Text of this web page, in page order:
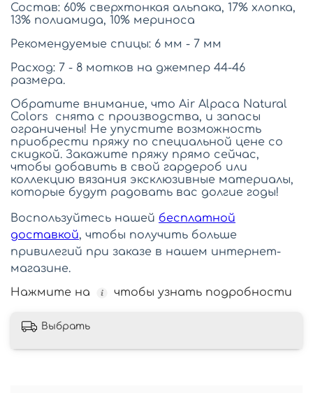
Состав: 60% сверхтонкая альпака, 17% хлопка,
13% полиамида, 10% мериноса
Рекомендуемые спицы: 6 мм - 7 мм
Расход: 7 - 8 мотков на джемпер 44-46
размера.
Обратите внимание, что Air Alpaca Natural
Colors снята с производства, и запасы
ограничены! Не упустите возможность
приобрести пряжу по специальной цене со
скидкой. Закажите пряжу прямо сейчас,
чтобы добавить в свой гардероб или
коллекцию вязания эксклюзивные материалы,
которые будут радовать вас долгие годы!
Воспользуйтесь нашей бесплатной
доставкой, чтобы получить больше
привилегий при заказе в нашем интернет-
магазине.
Нажмите на
чтобы узнать подробности
Выбрать